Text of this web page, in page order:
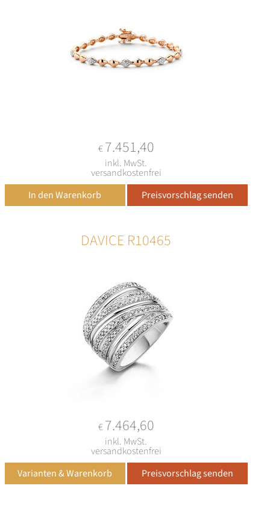
€7.451,40
inkl. MwSt.
versandkostenfrei
DAVICE R10465
€7.464,60
inkl. MwSt.
versandkostenfrei